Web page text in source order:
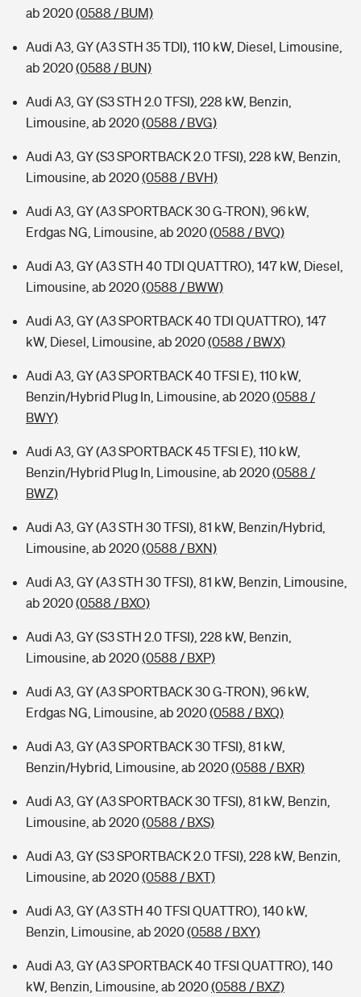
ab 2020(0588 / BUM)
Audi A3, GY (A3 STH 35 TDI), 110 kW, Diesel, Limousine,
ab 2020(0588 / BUN)
Audi A3, GY (S3 STH 2.0 TFSI), 228 kW, Benzin,
Limousine, ab 2020(0588 / BVG)
Audi A3, GY (S3 SPORTBACK 2.0 TFSI), 228 kW, Benzin,
Limousine, ab 2020(0588 / BVH)
Audi A3, GY (A3 SPORTBACK 30 G-TRON), 96 kW,
Erdgas NG, Limousine, ab 2020(0588 / BVQ)
Audi A3, GY (A3 STH 40 TDI QUATTRO), 147 kW, Diesel,
Limousine, ab 2020(0588 / BWW)
Audi A3, GY (A3 SPORTBACK 40 TDI QUATTRO), 147
kW, Diesel, Limousine, ab 2020(0588 / BWX)
Audi A3, GY (A3 SPORTBACK 40 TFSI E), 110 kW,
Benzin/Hybrid Plug In, Limousine, ab 2020(0588 /
BWY)
Audi A3, GY (A3 SPORTBACK 45 TFSI E), 110 kW,
Benzin/Hybrid Plug In, Limousine, ab 2020(0588 /
BWZ)
Audi A3, GY (A3 STH 30 TFSI), 81 kW, Benzin/Hybrid,
Limousine, ab 2020(0588 / BXN)
Audi A3, GY (A3 STH 30 TFSI), 81 kW, Benzin, Limousine,
ab 2020(0588 / BXO)
Audi A3, GY (S3 STH 2.0 TFSI), 228 kW, Benzin,
Limousine, ab 2020(0588 / BXP)
Audi A3, GY (A3 SPORTBACK 30 G-TRON), 96 kW,
Erdgas NG, Limousine, ab 2020(0588 / BXQ)
Audi A3, GY (A3 SPORTBACK 30 TFSI), 81 kW,
Benzin/Hybrid, Limousine, ab 2020(0588 / BXR)
Audi A3, GY (A3 SPORTBACK 30 TFSI), 81 kW, Benzin,
Limousine, ab 2020(0588 / BXS)
Audi A3, GY (S3 SPORTBACK 2.0 TFSI), 228 kW, Benzin,
Limousine, ab 2020(0588 / BXT)
Audi A3, GY (A3 STH 40 TFSI QUATTRO), 140 kW,
Benzin, Limousine, ab 2020(0588 / BXY)
Audi A3, GY (A3 SPORTBACK 40 TFSI QUATTRO), 140
kW, Benzin, Limousine, ab 2020(0588 / BXZ)